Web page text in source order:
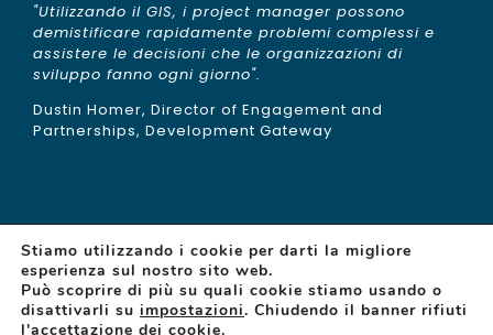
"Utilizzando il GIS, i project manager possono
demistificare rapidamente problemi complessi e
assistere le decisioni che le organizzazioni di
sviluppo fanno ogni giorno".
Dustin Homer, Director of Engagement and
Partnerships, Development Gateway
© Copyright 2015 -2026 | gisAction is a brand of
TeamDev| N°REA: PG 255377 | Capitale sociale:
Stiamo utilizzando i cookie per darti la migliore
esperienza sul nostro sito web.
Può scoprire di più su quali cookie stiamo usando o
disattivarli su impostazioni. Chiudendo il banner rifiuti
l'accettazione dei cookie.